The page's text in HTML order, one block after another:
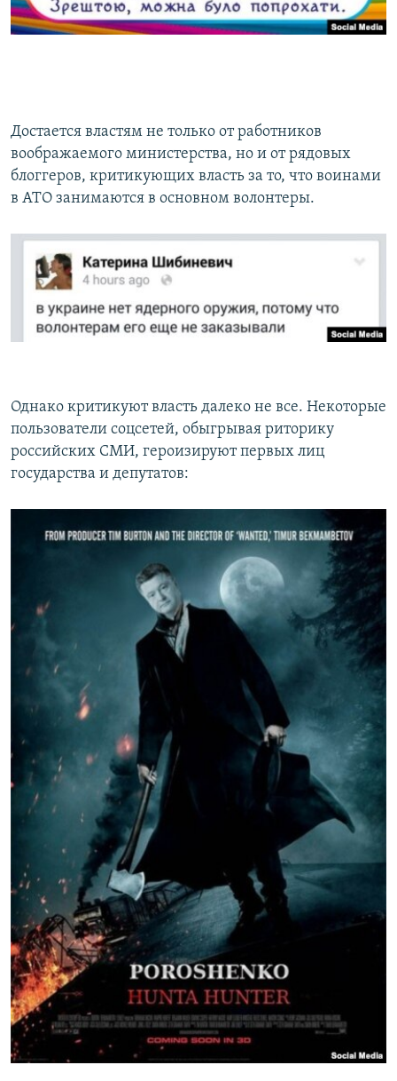
​Достается властям не только от работников
воображаемого министерства, но и от рядовых
блоггеров, критикующих власть за то, что воинами
в АТО занимаются в основном волонтеры.
Однако критикуют власть далеко не все. Некоторые
пользователи соцсетей, обыгрывая риторику
российских СМИ, героизируют первых лиц
государства и депутатов: